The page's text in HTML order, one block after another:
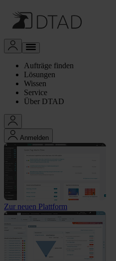
Aufträge finden
Lösungen
Wissen
Service
Über DTAD
Anmelden
Zur neuen Plattform